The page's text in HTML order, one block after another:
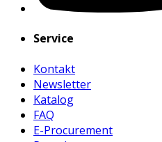
Service
Kontakt
Newsletter
Katalog
FAQ
E-Procurement